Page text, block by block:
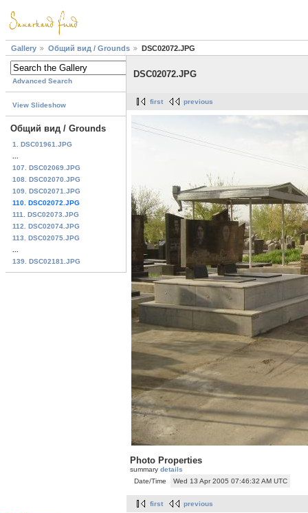
Gallery Общий вид / Grounds DSC02072.JPG
Advanced Search
View Slideshow
Общий вид / Grounds
1. DSC01961.JPG
107. DSC02069.JPG
108. DSC02070.JPG
109. DSC02071.JPG
110. DSC02072.JPG
111. DSC02073.JPG
112. DSC02074.JPG
113. DSC02075.JPG
139. DSC02181.JPG
DSC02072.JPG
first previous
Photo Properties
summary details
Date/Time
Wed 13 Apr 2005 07:46:32 AM UTC
first previous